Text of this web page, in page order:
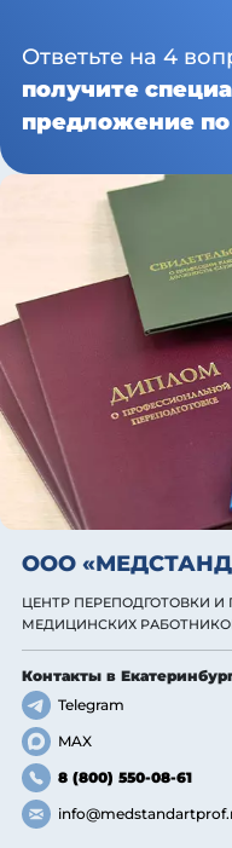
Ответьте на 4
получите
предложение
ООО
ЦЕНТР ПЕРЕПОДГОТОВКИ
МЕДИЦИНСКИХ
Контакты в
Telegram
MAX
8 (800) 550-08-61